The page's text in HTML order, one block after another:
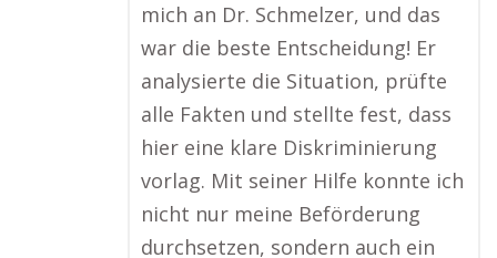
mich an Dr. Schmelzer, und das
war die beste Entscheidung! Er
analysierte die Situation, prüfte
alle Fakten und stellte fest, dass
hier eine klare Diskriminierung
vorlag. Mit seiner Hilfe konnte ich
nicht nur meine Beförderung
durchsetzen, sondern auch ein